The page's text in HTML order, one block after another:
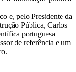
e, pelo Presidente da
Pública, Carlos
portuguesa
de referência e um